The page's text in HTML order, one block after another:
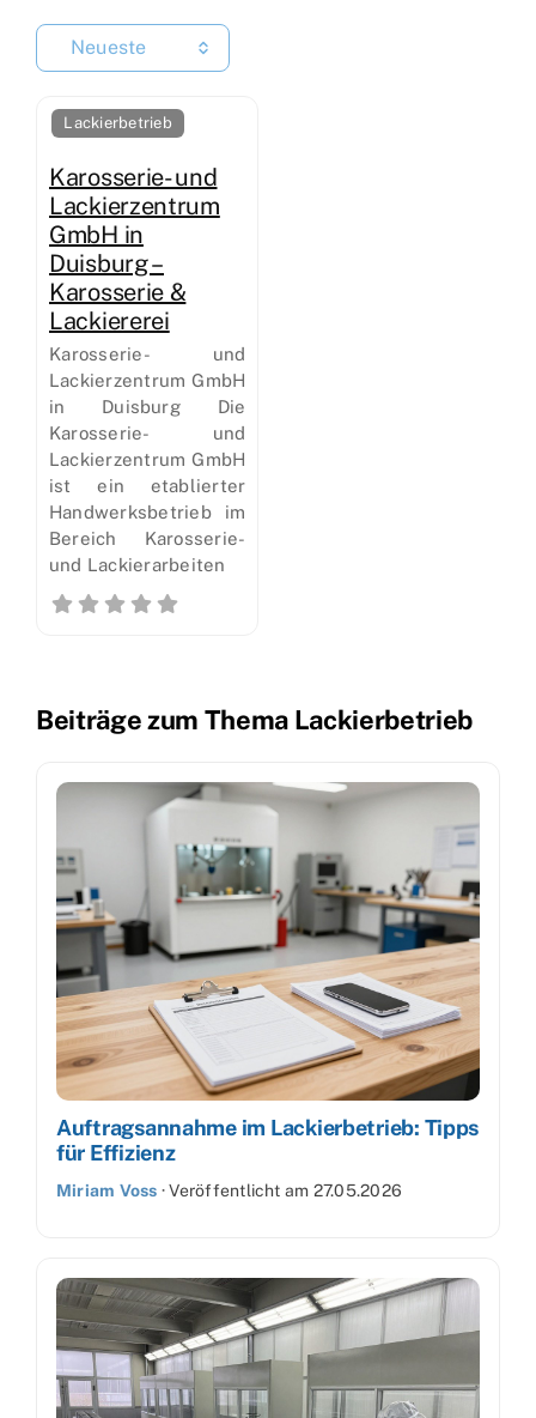
Neueste
Lackierbetrieb
Karosserie- und
Lackierzentrum
GmbH in
Duisburg –
Karosserie &
Lackiererei
Karosserie- und
Lackierzentrum GmbH
in Duisburg Die
Karosserie- und
Lackierzentrum GmbH
ist ein etablierter
Handwerksbetrieb im
Bereich Karosserie-
und Lackierarbeiten
Beiträge zum Thema Lackierbetrieb
Auftragsannahme im Lackierbetrieb: Tipps
für Effizienz
Miriam Voss ·Veröffentlicht am 27.05.2026